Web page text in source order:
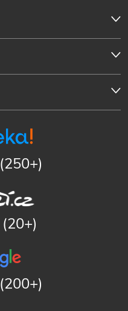
(250+)
(20+)
(200+)